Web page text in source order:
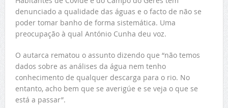
denunciado a qualidade das águas e o facto de não se
poder tomar banho de forma sistemática. Uma
preocupação à qual António Cunha deu voz.
O autarca rematou o assunto dizendo que “não temos
dados sobre as análises da água nem tenho
conhecimento de qualquer descarga para o rio. No
entanto, acho bem que se averigúe e se veja o que se
está a passar”.